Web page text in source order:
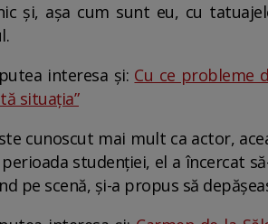
și, așa cum sunt eu, cu
interesa și: Cu ce probleme
situația”
cunoscut mai mult ca actor,
studenției, el a încercat
pe scenă, și-a propus să